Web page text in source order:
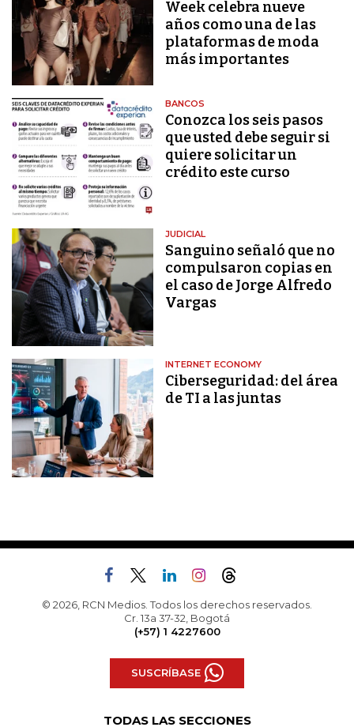
Week celebra nueve
años como una de las
plataformas de moda
más importantes
BANCOS
Conozca los seis pasos
que usted debe seguir si
quiere solicitar un
crédito este curso
JUDICIAL
Sanguino señaló que no
compulsaron copias en
el caso de Jorge Alfredo
Vargas
INTERNET ECONOMY
Ciberseguridad: del área
de TI a las juntas
© 2026, RCN Medios. Todos los derechos reservados.
Cr. 13a 37-32, Bogotá
(+57) 1 4227600
SUSCRÍBASE
TODAS LAS SECCIONES